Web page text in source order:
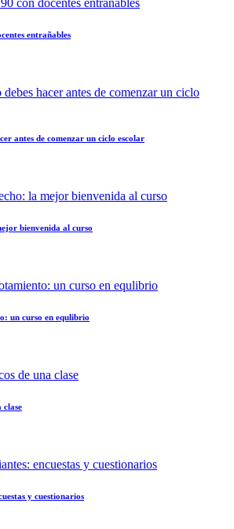
entrañables
antes de comenzar un ciclo escolar
bienvenida al curso
un curso en equlibrio
clase
y cuestionarios